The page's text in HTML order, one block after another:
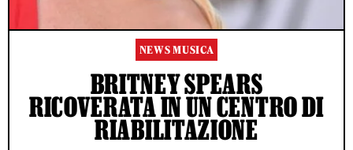
NEWS MUSICA
BRITNEY SPEARS
RICOVERATA IN UN CENTRO DI
RIABILITAZIONE